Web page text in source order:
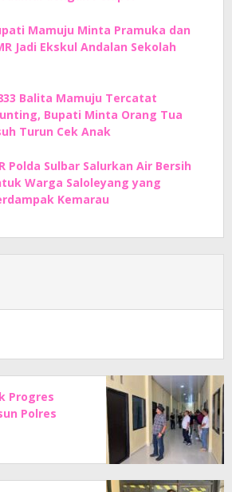
Mamuju Minta Pramuka dan
Jadi Ekskul Andalan Sekolah
Balita Mamuju Tercatat
Bupati Minta Orang Tua
Turun Cek Anak
Polda Sulbar Salurkan Air Bersih
Warga Saloleyang yang
Kemarau
Progres
Polres